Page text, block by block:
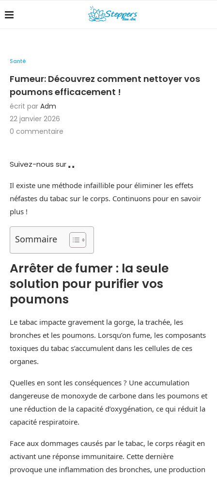
Santé
Fumeur: Découvrez comment nettoyer vos
poumons efficacement !
écrit par Adm
22 janvier 2026
0 commentaire
Suivez-nous sur
Il existe une méthode infaillible pour éliminer les effets
néfastes du tabac sur le corps. Continuons pour en savoir
plus !
Sommaire
Arrêter de fumer : la seule
solution pour purifier vos
poumons
Le tabac impacte gravement la gorge, la trachée, les
bronches et les poumons. Lorsqu’on fume, les composants
toxiques du tabac s’accumulent dans les cellules de ces
organes.
Quelles en sont les conséquences ? Une accumulation
dangereuse de monoxyde de carbone dans les poumons et
une réduction de la capacité d’oxygénation, ce qui réduit la
capacité respiratoire.
Face aux dommages causés par le tabac, le corps réagit en
activant une réponse immunitaire. Cette dernière
provoque une inflammation des bronches, une production